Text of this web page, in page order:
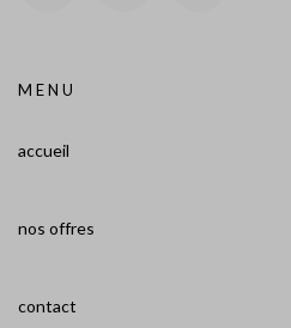
MENU
accueil
nos offres
contact